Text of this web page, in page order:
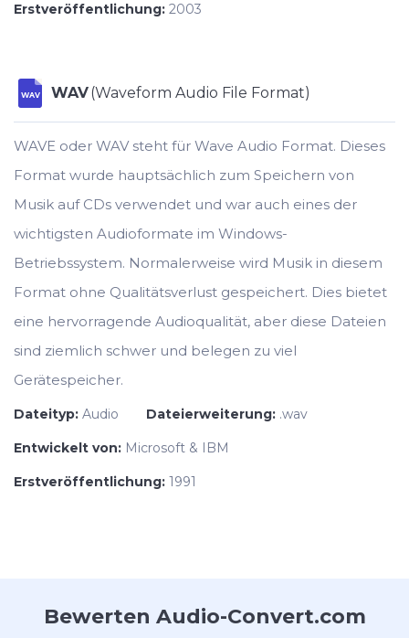
Erstveröffentlichung: 2003
WAV WAV(Waveform Audio File Format)
WAVE oder WAV steht für Wave Audio Format. Dieses
Format wurde hauptsächlich zum Speichern von
Musik auf CDs verwendet und war auch eines der
wichtigsten Audioformate im Windows-
Betriebssystem. Normalerweise wird Musik in diesem
Format ohne Qualitätsverlust gespeichert. Dies bietet
eine hervorragende Audioqualität, aber diese Dateien
sind ziemlich schwer und belegen zu viel
Gerätespeicher.
Dateityp: Audio Dateierweiterung: .wav
Entwickelt von: Microsoft & IBM
Erstveröffentlichung: 1991
Bewerten Audio-Convert.com